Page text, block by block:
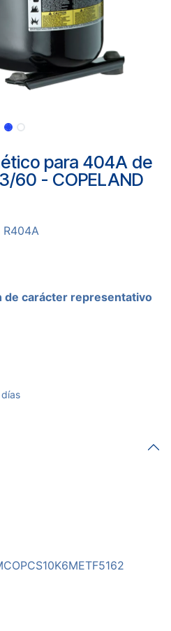
para 404A de
60 - COPELAND
R404A
de carácter representativo